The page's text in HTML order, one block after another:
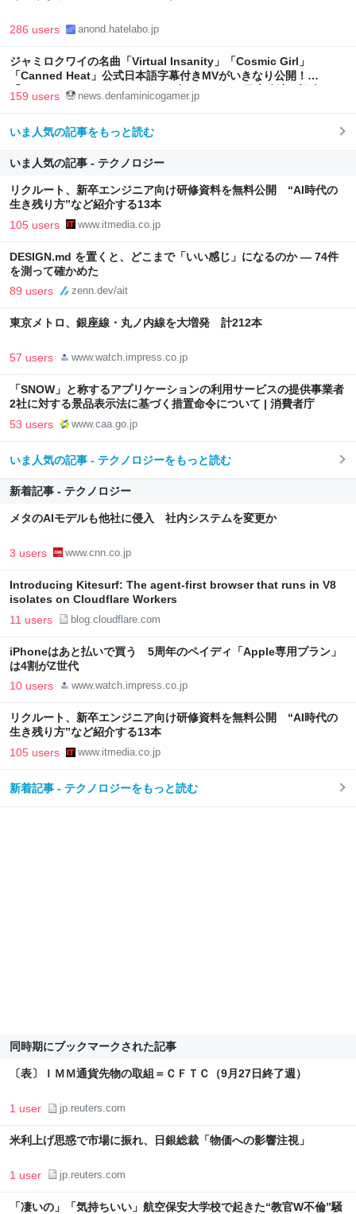
286 users anond.hatelabo.jp
ジャミロクワイの名曲「Virtual Insanity」「Cosmic Girl」
「Canned Heat」公式日本語字幕付きMVがいきなり公開！
「SUMMER SONIC 2026」での9年ぶりとなる日本公演を記念して
159 users news.denfaminicogamer.jp
いま人気の記事をもっと読む
いま人気の記事 - テクノロジー
リクルート、新卒エンジニア向け研修資料を無料公開 “AI時代の
生き残り方”など紹介する13本
105 users www.itmedia.co.jp
DESIGN.md を置くと、どこまで「いい感じ」になるのか — 74件
を測って確かめた
89 users zenn.dev/ait
東京メトロ、銀座線・丸ノ内線を大増発 計212本
57 users www.watch.impress.co.jp
「SNOW」と称するアプリケーションの利用サービスの提供事業者
2社に対する景品表示法に基づく措置命令について | 消費者庁
53 users www.caa.go.jp
いま人気の記事 - テクノロジーをもっと読む
新着記事 - テクノロジー
メタのAIモデルも他社に侵入 社内システムを変更か
3 users www.cnn.co.jp
Introducing Kitesurf: The agent-first browser that runs in V8
isolates on Cloudflare Workers
11 users blog.cloudflare.com
iPhoneはあと払いで買う 5周年のペイディ「Apple専用プラン」
は4割がZ世代
10 users www.watch.impress.co.jp
リクルート、新卒エンジニア向け研修資料を無料公開 “AI時代の
生き残り方”など紹介する13本
105 users www.itmedia.co.jp
新着記事 - テクノロジーをもっと読む
同時期にブックマークされた記事
〔表〕ＩＭＭ通貨先物の取組＝ＣＦＴＣ（9月27日終了週）
1 user jp.reuters.com
米利上げ思惑で市場に振れ、日銀総裁「物価への影響注視」
1 user jp.reuters.com
「凄いの」「気持ちいい」航空保安大学校で起きた“教官W不倫”騒